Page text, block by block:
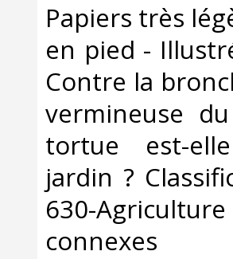
‎Papiers très
en pied -
Contre la
vermineuse
tortue est-
jardin ?
630-
connexes‎